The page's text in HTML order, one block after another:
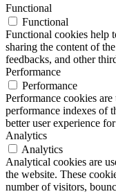
Functional
Functional
Functional cookies help
sharing the content of
feedbacks, and other
Performance
Performance
Performance cookies
performance indexes of
better user experience
Analytics
Analytics
Analytical cookies are
the website. These
number of visitors,